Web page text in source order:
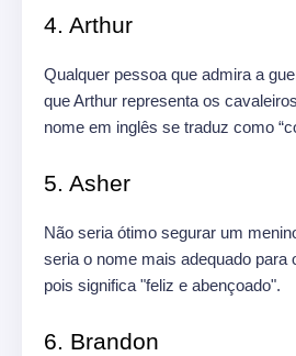
4. Arthur
Qualquer pessoa que admira a
que Arthur representa os
nome em inglês se traduz como
5. Asher
Não seria ótimo segurar um
seria o nome mais adequado para
pois significa "feliz e abençoado".
6. Brandon